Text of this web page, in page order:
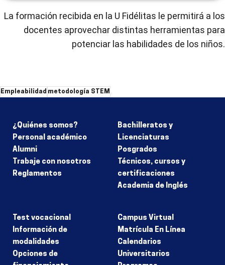
La formación recibida en la U Fidélitas le permitirá a los
docentes aprovechar distintas herramientas para
potenciar las habilidades de los niños.
Empleabilidad metodología STEM
¿Quiénes somos?
Personal académico
Alumni
Trabaje con nosotros
Reglamentos
Bachilleratos y
Licenciaturas
Posgrados
Técnicos, cursos y
certificaciones
Academia de Inglés
Test vocacional
Información de
modalidades
Opciones de
Campus Virtual
Matrícula En Línea
Calendarios
Universitarios